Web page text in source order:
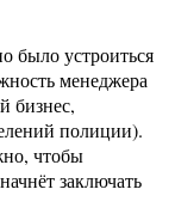
было устроиться
менеджера
бизнес,
полиции).
чтобы
заключать